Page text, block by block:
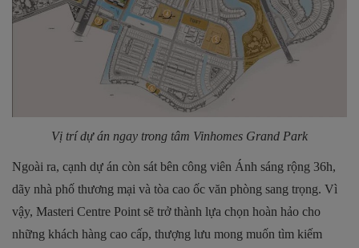
Vị trí dự án ngay trong tâm Vinhomes Grand Park
Ngoài ra, cạnh dự án còn sát bên công viên Ánh sáng rộng 36h,
dãy nhà phố thương mại và tòa cao ốc văn phòng sang trọng. Vì
vậy, Masteri Centre Point sẽ trở thành lựa chọn hoàn hảo cho
những khách hàng cao cấp, thượng lưu mong muốn tìm kiếm